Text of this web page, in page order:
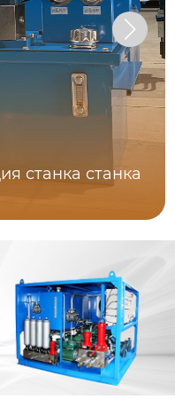
станка станка